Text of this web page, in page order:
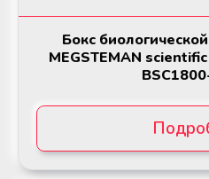
Бокс
MEGSTEMAN